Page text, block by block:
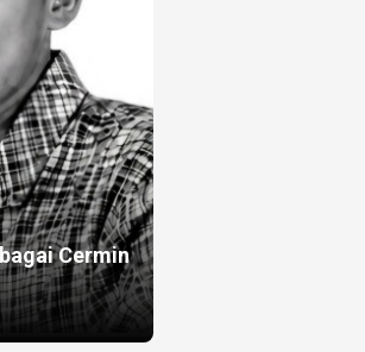
Cermin